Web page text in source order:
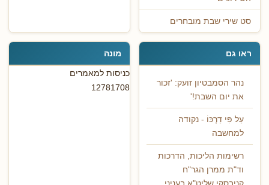
סט שירי שבת מובחרים
ראו גם
נהר הסמבטיון זועק: 'זכור
את יום השבת!'
עַל פִּי דַרְכּוֹ - נקודה
למחשבה
רשימות הליכות, הדרכות
וד"ת ממרן הגר"ח
מונה
כניסות למאמרים
12781708